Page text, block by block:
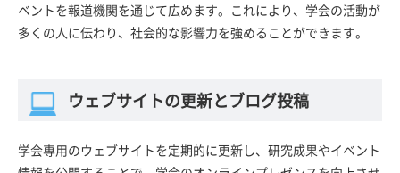
ベントを報道機関を通じて広めます。これにより、学会の活動が
多くの人に伝わり、社会的な影響力を強めることができます。
ウェブサイトの更新とブログ投稿
学会専用のウェブサイトを定期的に更新し、研究成果やイベント